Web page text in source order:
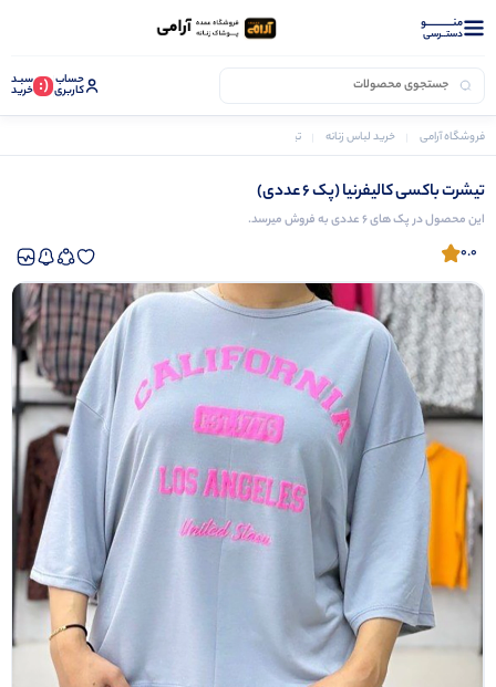
منــــــــــــو
دستــرسی
حساب
کاربری (: سبـد
خرید
فروشگاه آرامی خرید لباس زنانه تیشرت زنانه
تیشرت باکسی کالیفرنیا (پک 6 عددی)
این محصول در پک های 6 عددی به فروش میرسد.
0.0